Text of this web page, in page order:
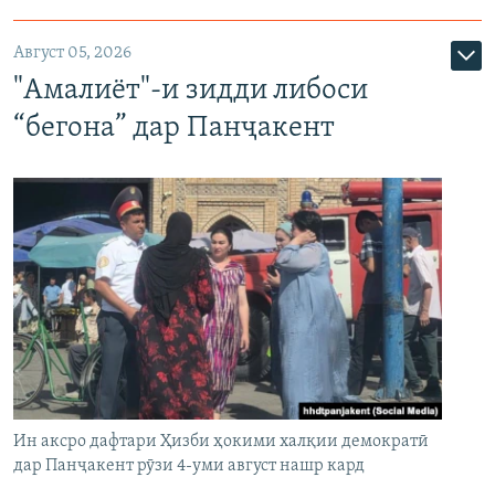
Август 05, 2026
"Амалиёт"-и зидди либоси
“бегона” дар Панҷакент
Ин аксро дафтари Ҳизби ҳокими халқии демократӣ
дар Панҷакент рӯзи 4-уми август нашр кард